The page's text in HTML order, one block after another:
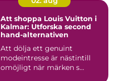
Att shoppa Louis Vuitton i
Kalmar: Utforska second
hand-alternativen
Att dölja ett genuint
modeintresse är nästintill
omöjligt när märken s...